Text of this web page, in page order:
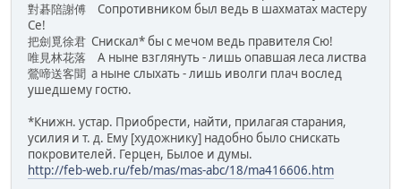
對碁陪謝傅 Сопротивником был ведь в шахматах мастеру
Се!
把劍覓徐君 Снискал* бы с мечом ведь правителя Сю!
唯見林花落 А ныне взглянуть - лишь опавшая леса листва
鶯啼送客聞 а ныне слыхать - лишь иволги плач вослед
ушедшему гостю.
*Книжн. устар. Приобрести, найти, прилагая старания,
усилия и т. д. Ему [художнику] надобно было снискать
покровителей. Герцен, Былое и думы.
http://feb-web.ru/feb/mas/mas-abc/18/ma416606.htm